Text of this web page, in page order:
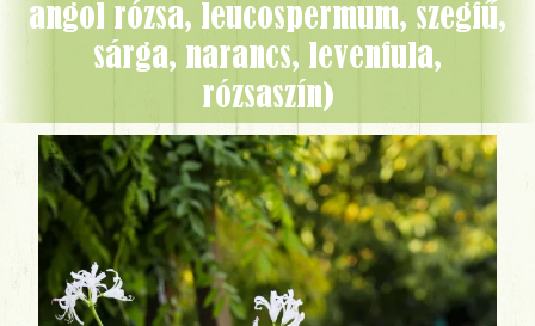
angol rózsa, leucospermum, szegfű,
sárga, narancs, levenfula,
rózsaszín)